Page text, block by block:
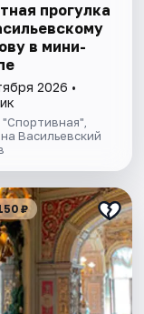
прогулка
в мини-
2026 •
Васильевский
₽